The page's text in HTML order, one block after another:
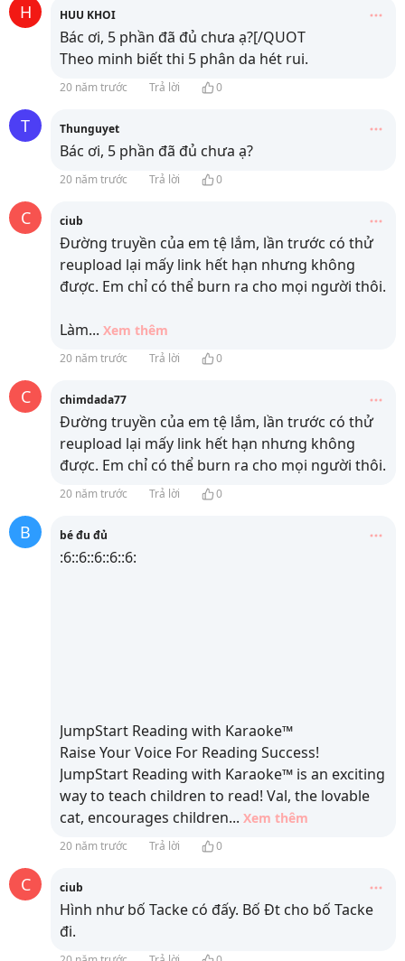
H HUU KHOI
Bác ơi, 5 phần đã đủ chưa ạ?[/QUOT
Theo minh biết thi 5 phân da hét rui.
20 năm trước Trả lời 0
T Thunguyet
Bác ơi, 5 phần đã đủ chưa ạ?
20 năm trước Trả lời 0
C ciub
Đường truyền của em tệ lắm, lần trước có thử
reupload lại mấy link hết hạn nhưng không
được. Em chỉ có thể burn ra cho mọi người thôi.
Làm... Xem thêm
20 năm trước Trả lời 0
C chimdada77
Đường truyền của em tệ lắm, lần trước có thử
reupload lại mấy link hết hạn nhưng không
được. Em chỉ có thể burn ra cho mọi người thôi.
20 năm trước Trả lời 0
B bé đu đủ
:6::6::6::6::6:
JumpStart Reading with Karaoke™
Raise Your Voice For Reading Success!
JumpStart Reading with Karaoke™ is an exciting
way to teach children to read! Val, the lovable
cat, encourages children... Xem thêm
20 năm trước Trả lời 0
C ciub
Hình như bố Tacke có đấy. Bố Đt cho bố Tacke
đi.